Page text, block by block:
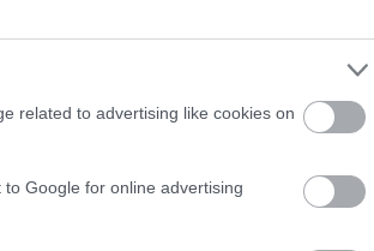
related to advertising like cookies on
Google for online advertising
Általában a
és a Griffendélek
nevű házába tartozott, míg Daniel